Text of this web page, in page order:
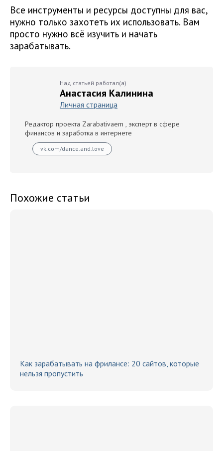
Все инструменты и ресурсы доступны для вас,
нужно только захотеть их использовать. Вам
просто нужно всё изучить и начать
зарабатывать.
Над статьей работал(а)
Анастасия Калинина
Личная страница
Редактор проекта Zarabativaem , эксперт в сфере
финансов и заработка в интернете
vk.com/dance.and.love
Похожие статьи
Как зарабатывать на фрилансе: 20 сайтов, которые
нельзя пропустить